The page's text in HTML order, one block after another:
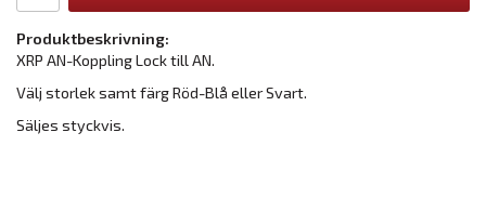
Produktbeskrivning:
XRP AN-Koppling Lock till AN.
Välj storlek samt färg Röd-Blå eller Svart.
Säljes styckvis.